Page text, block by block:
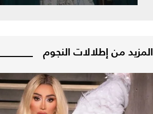
المزيد من إطلالات النجوم